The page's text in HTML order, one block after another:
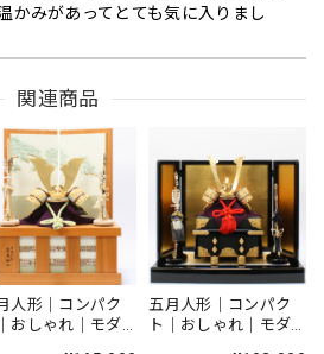
かみがあってとても気に入りまし
06
、上品な兜です。 また、コンパク
飾りたくなりそうです。 素敵な兜に
関連商品
人形｜コンパク
おしゃれ｜モダ
五月人形｜コンパク
ト｜おしゃれ｜モダ